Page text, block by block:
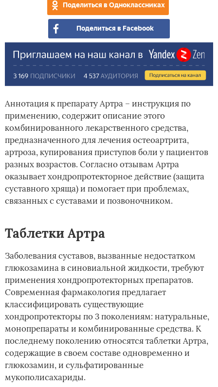
Поделиться в Одноклассниках
Поделиться в Facebook
Аннотация к препарату Артра – инструкция по
применению, содержит описание этого
комбинированного лекарственного средства,
предназначенного для лечения остеоартрита,
артроза, купирования приступов боли у пациентов
разных возрастов. Согласно отзывам Артра
оказывает хондропротекторное действие (защита
суставного хряща) и помогает при проблемах,
связанных с суставами и позвоночником.
Таблетки Артра
Заболевания суставов, вызванные недостатком
глюкозамина в синовиальной жидкости, требуют
применения хондропротекторных препаратов.
Современная фармакология предлагает
классифицировать существующие
хондропротекторы по 3 поколениям: натуральные,
монопрепараты и комбинированные средства. К
последнему поколению относятся таблетки Артра,
содержащие в своем составе одновременно и
глюкозамин, и сульфатированные
мукополисахариды.